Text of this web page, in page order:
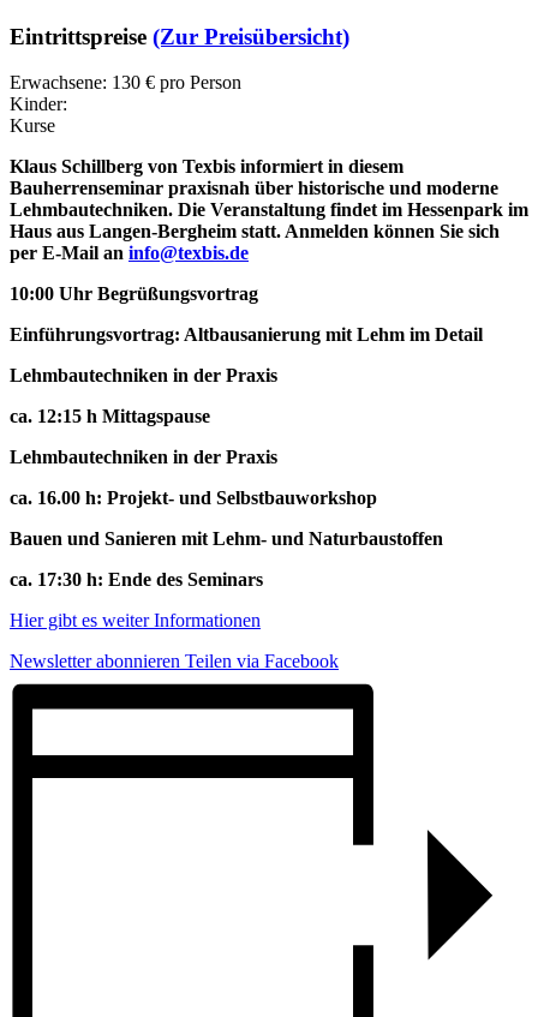
Eintrittspreise (Zur Preisübersicht)
Erwachsene: 130 € pro Person
Kinder:
Kurse
Klaus Schillberg von Texbis informiert in diesem
Bauherrenseminar praxisnah über historische und moderne
Lehmbautechniken. Die Veranstaltung findet im Hessenpark im
Haus aus Langen-Bergheim statt. Anmelden können Sie sich
per E-Mail an info@texbis.de
10:00 Uhr Begrüßungsvortrag
Einführungsvortrag: Altbausanierung mit Lehm im Detail
Lehmbautechniken in der Praxis
ca. 12:15 h Mittagspause
Lehmbautechniken in der Praxis
ca. 16.00 h: Projekt- und Selbstbauworkshop
Bauen und Sanieren mit Lehm- und Naturbaustoffen
ca. 17:30 h: Ende des Seminars
Hier gibt es weiter Informationen
Newsletter abonnieren Teilen via Facebook